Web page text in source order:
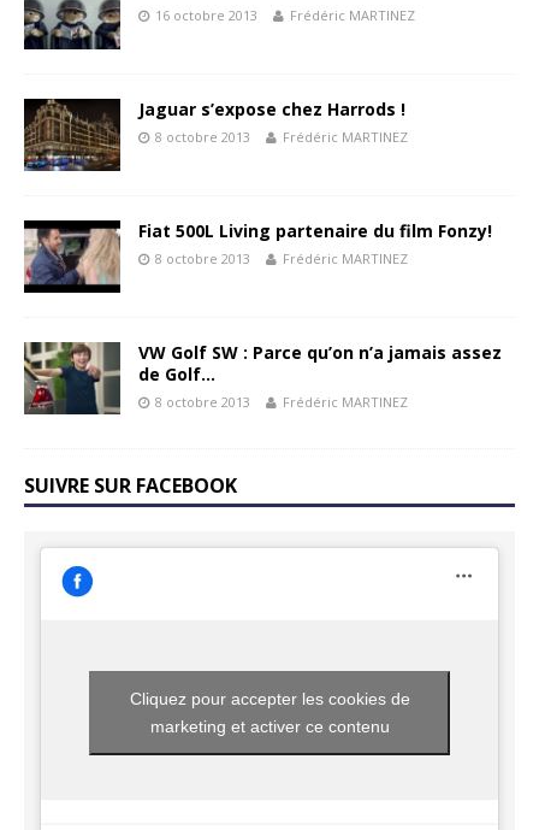
16 octobre 2013 Frédéric MARTINEZ
Jaguar s’expose chez Harrods !
8 octobre 2013 Frédéric MARTINEZ
Fiat 500L Living partenaire du film Fonzy!
8 octobre 2013 Frédéric MARTINEZ
VW Golf SW : Parce qu’on n’a jamais assez
de Golf…
8 octobre 2013 Frédéric MARTINEZ
SUIVRE SUR FACEBOOK
Cliquez pour accepter les cookies de
marketing et activer ce contenu